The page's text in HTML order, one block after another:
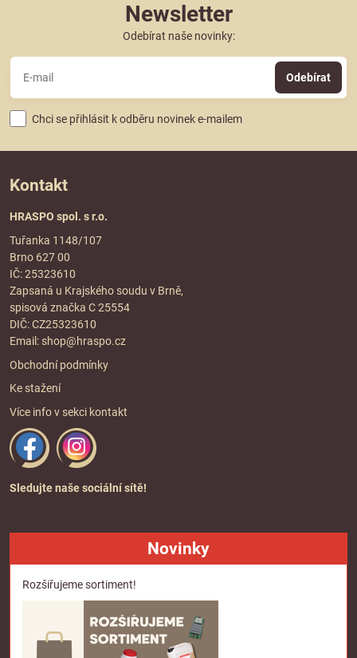
Newsletter
Odebírat naše novinky:
Odebírat
Chci se přihlásit k odběru novinek e-mailem
Kontakt
HRASPO spol. s r.o.
Tuřanka 1148/107
Brno 627 00
IČ: 25323610
Zapsaná u Krajského soudu v Brně,
spisová značka C 25554
DIČ: CZ25323610
Email: shop@hraspo.cz
Obchodní podmínky
Ke stažení
Více info v sekci kontakt
Sledujte naše sociální sítě!
Novinky
Rozšiřujeme sortiment!